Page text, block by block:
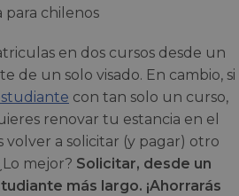
en dos cursos desde un
de un solo visado. En cambio, si
con tan solo un curso,
renovar tu estancia en el
volver a solicitar (y pagar) otro
mejor? Solicitar, desde un
más largo. ¡Ahorrarás